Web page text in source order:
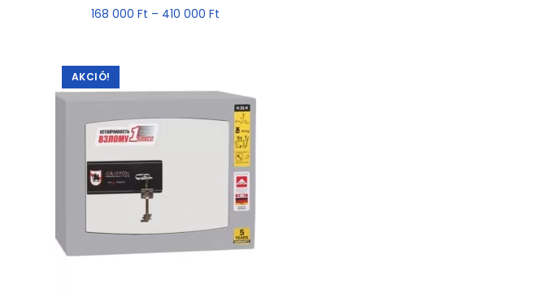
168 000Ft – 410 000Ft
AKCIÓ!